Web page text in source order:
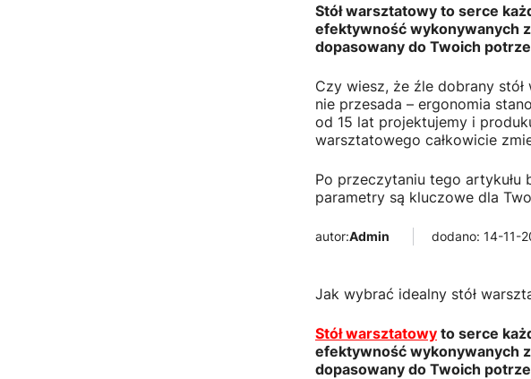
Stół warsztatowy to serce
efektywność wykonywanych
dopasowany do Twoich
Czy wiesz, że źle dobrany
nie przesada – ergonomia
od 15 lat projektujemy i
warsztatowego całkowicie
Po przeczytaniu tego artykułu
parametry są kluczowe dla
autor:Admin dodano: 14-11-
Jak wybrać idealny stół
Stół warsztatowy to serce
efektywność wykonywanych
dopasowany do Twoich